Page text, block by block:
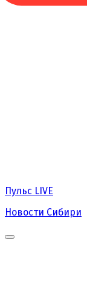
Пульс LIVE
Новости Сибири